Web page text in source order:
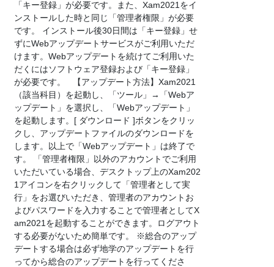
「キー登録」が必要です。また、Xam2021をイ
ンストールした時と同じ「管理者権限」が必要
です。 インストール後30日間は「キー登録」せ
ずにWebアップデートサービスがご利用いただ
けます。Webアップデートを続けてご利用いた
だくにはソフトウェア登録および「キー登録」
が必要です。 【アップデート方法】Xam2021
（該当科目）を起動し、「ツール」→「Webア
ップデート」を選択し、「Webアップデート」
を起動します。[ ダウンロード ]ボタンをクリッ
クし、アップデートファイルのダウンロードを
します。以上で「Webアップデート」は終了で
す。 「管理者権限」以外のアカウントでご利用
いただいている場合、デスクトップ上のXam202
1アイコンを右クリックして「管理者として実
行」をお選びいただき、管理者のアカウントお
よびパスワードを入力することで管理者としてX
am2021を起動することができます。ログアウト
する必要がないため簡単です。 ※総合のアップ
デートする場合は必ず地学のアップデートを行
ってから総合のアップデートを行ってくださ